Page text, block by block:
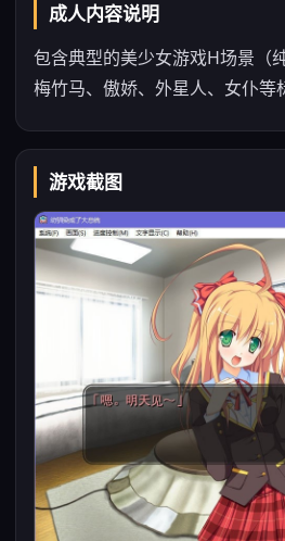
成人内容说明
包含典型的美少女游戏H场景（
梅竹马、傲娇、外星人、女仆等
游戏截图